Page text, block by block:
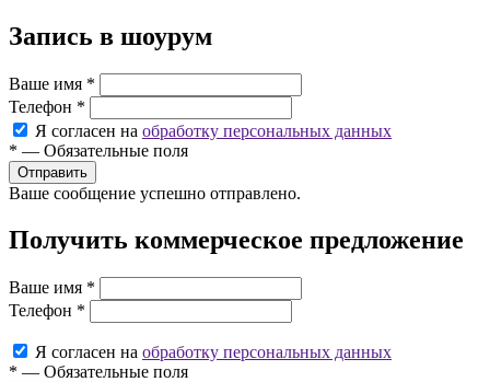
Запись в шоурум
Ваше имя *
Телефон *
Я согласен на обработку персональных данных
* — Обязательные поля
Ваше сообщение успешно отправлено.
Получить коммерческое предложение
Ваше имя *
Телефон *
Я согласен на обработку персональных данных
* — Обязательные поля